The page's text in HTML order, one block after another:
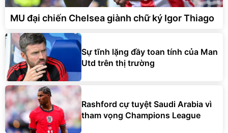
MU đại chiến Chelsea giành chữ ký Igor Thiago
Sự tĩnh lặng đầy toan tính của Man
Utd trên thị trường
Rashford cự tuyệt Saudi Arabia vì
tham vọng Champions League